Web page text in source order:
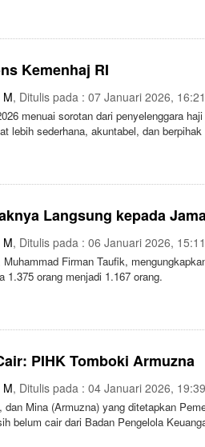
Kemenhaj RI
M, Ditulis pada : 07 Januari 2026,
menuai sorotan dari penyelenggara
lebih sederhana, akuntabel, dan
Langsung kepada
M, Ditulis pada : 06 Januari 2026,
Firman Taufik,
orang menjadi 1.167 orang.
PIHK Tomboki Armuzna
M, Ditulis pada : 04 Januari 2026,
Mina (Armuzna) yang ditetapkan
belum cair dari Badan Pengelola